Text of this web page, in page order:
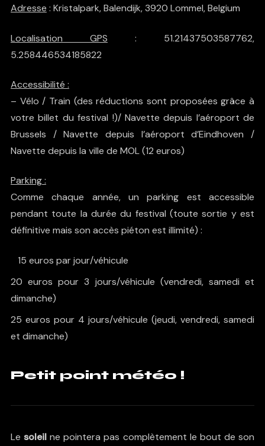
Adresse : Kristalpark, Balendijk, 3920 Lommel, Belgium
Localisation GPS : 51.21437503587762,
5.258446534185822
Accessibilité :
– Vélo / Train (des réductions sont proposées grâce à
votre billet du festival !)/ Navette depuis l’aéroport de
Brussels / Navette depuis l’aéroport d’Eindhoven /
Navette depuis la ville de MOL(12 euros)
Parking :
Comme chaque année, un parking est accessible
pendant toute la durée du festival (toute sortie y est
définitive mais son accès piéton est illimité) :
15 euros par jour/véhicule
20 euros pour 3 jours/véhicule (vendredi, samedi et
dimanche)
25 euros pour 4 jours/véhicule (jeudi, vendredi, samedi
et dimanche)
Petit point météo !
Lesoleil ne pointera pas complètement le bout de son